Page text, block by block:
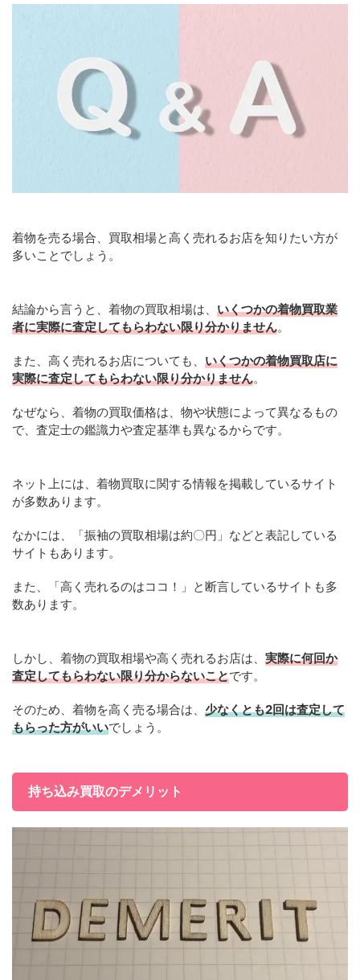
着物を売る場合、買取相場と高く売れるお店を知りたい方が
多いことでしょう。
結論から言うと、着物の買取相場は、 いくつかの着物買取業
者に実際に査定してもらわない限り分かりません。
また、高く売れるお店についても、 いくつかの着物買取店に
実際に査定してもらわない限り分かりません。
なぜなら、着物の買取価格は、物や状態によって異なるもの
で、査定士の鑑識力や査定基準も異なるからです。
ネット上には、着物買取に関する情報を掲載しているサイト
が多数あります。
なかには、「振袖の買取相場は約〇円」などと表記している
サイトもあります。
また、「高く売れるのはココ！」と断言しているサイトも多
数あります。
しかし、着物の買取相場や高く売れるお店は、 実際に何回か
査定してもらわない限り分からないことです。
そのため、着物を高く売る場合は、 少なくとも2回は査定して
もらった方がいいでしょう。
持ち込み買取のデメリット